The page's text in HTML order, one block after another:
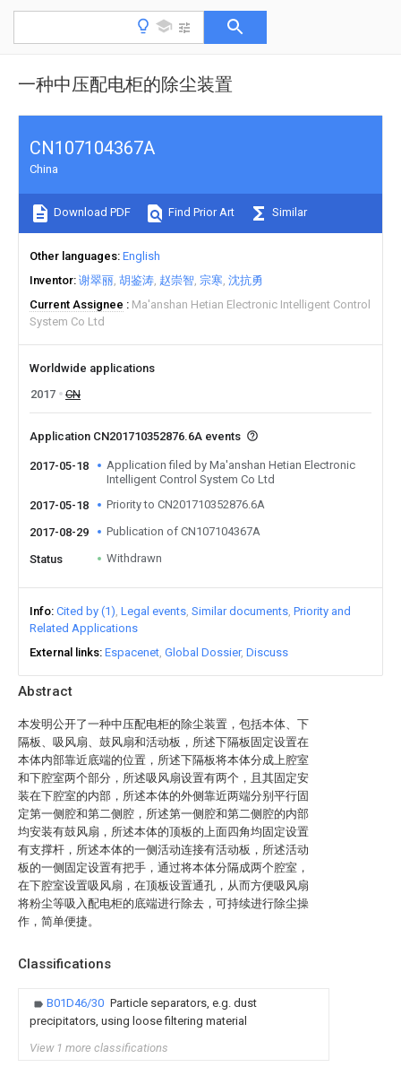
一种中压配电柜的除尘装置
Abstract
本发明公开了一种中压配电柜的除尘装置，包括本体、下
隔板、吸风扇、鼓风扇和活动板，所述下隔板固定设置在
本体内部靠近底端的位置，所述下隔板将本体分成上腔室
和下腔室两个部分，所述吸风扇设置有两个，且其固定安
装在下腔室的内部，所述本体的外侧靠近两端分别平行固
定第一侧腔和第二侧腔，所述第一侧腔和第二侧腔的内部
均安装有鼓风扇，所述本体的顶板的上面四角均固定设置
有支撑杆，所述本体的一侧活动连接有活动板，所述活动
板的一侧固定设置有把手，通过将本体分隔成两个腔室，
在下腔室设置吸风扇，在顶板设置通孔，从而方便吸风扇
将粉尘等吸入配电柜的底端进行除去，可持续进行除尘操
作，简单便捷。
Classifications
B01D46/30 Particle separators, e.g. dust
precipitators, using loose filtering material
View 1 more classifications
CN107104367A
China
Download PDF Find Prior Art Similar
Other languages English
Inventor 谢翠丽 胡鉴涛 赵崇智 宗寒 沈抗勇
Current Assignee
Ma'anshan Hetian Electronic Intelligent Control
System Co Ltd
Worldwide applications
2017
CN
Application CN201710352876.6A events
2017-05-18
Application filed by Ma'anshan Hetian Electronic
Intelligent Control System Co Ltd
2017-05-18
Priority to CN201710352876.6A
2017-08-29 Publication of CN107104367A
Status Withdrawn
Info Cited by (1) Legal events Similar documents Priority and
Related Applications
External links Espacenet Global Dossier Discuss